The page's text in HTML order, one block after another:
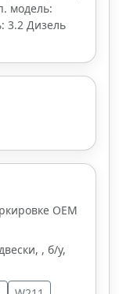
модель:
3.2 Дизель
OEM
, б/у,